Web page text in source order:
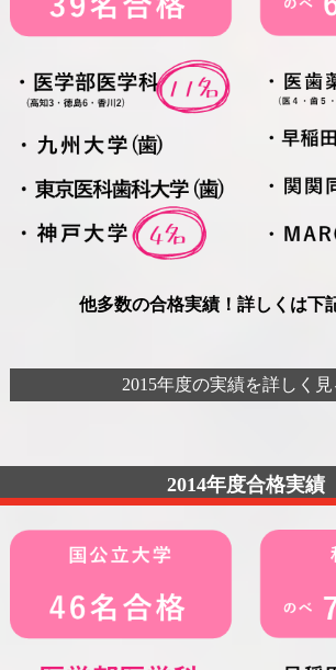
他多数の合格実績！詳しくは下
2015年度の実績を詳しく見
2014年度合格実績